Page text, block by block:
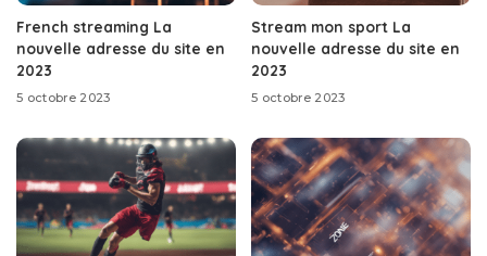
French streaming La
nouvelle adresse du site en
2023
5 octobre 2023
Stream mon sport La
nouvelle adresse du site en
2023
5 octobre 2023